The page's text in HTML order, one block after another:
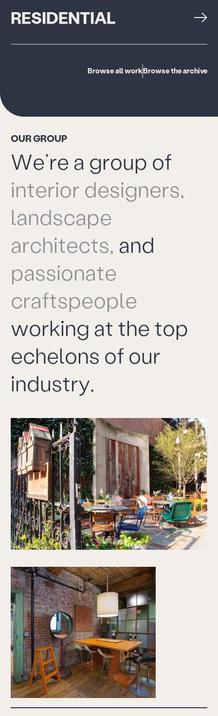
RESIDENTIAL
Browse all workBrowse the archive
OURGROUP
We’rea group of
interior designers,
landscape
architects, and
passionate
craftspeople
working at thetop
echelons of our
industry.